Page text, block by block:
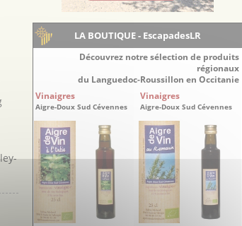
LA BOUTIQUE - EscapadesLR
Découvrez notre sélection de produits
régionaux
du Languedoc-Roussillon en Occitanie
Vinaigres
Aigre-Doux Sud Cévennes
Vinaigres
Aigre-Doux Sud Cévennes